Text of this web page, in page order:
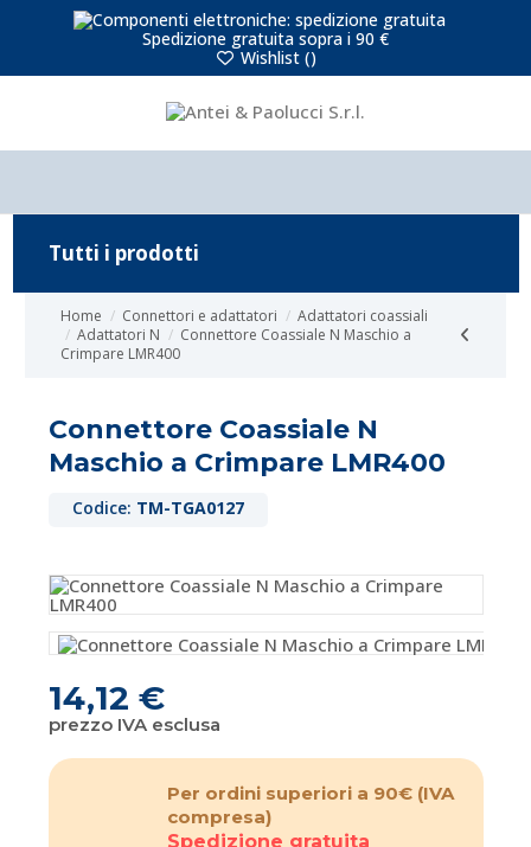
Spedizione gratuita sopra i 90 €
Wishlist ()
Home Connettori e adattatori
Adattatori coassiali
Adattatori N
Connettore Coassiale N Maschio a
Crimpare LMR400
Connettore Coassiale N
Maschio a Crimpare LMR400
Codice: TM-TGA0127
14,12 €
prezzo IVA esclusa
Per ordini superiori a 90€ (IVA
compresa)
Spedizione gratuita
Tutti i prodotti